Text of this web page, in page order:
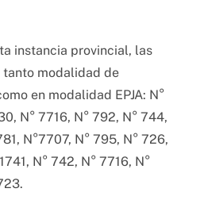
instancia provincial, las
tanto modalidad de
en modalidad EPJA: N°
N° 7716, N° 792, N° 744,
N°7707, N° 795, N° 726,
N° 742, N° 7716, N°